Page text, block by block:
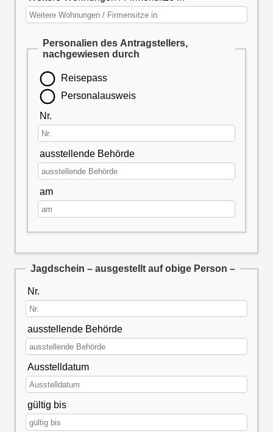
Personalien des Antragstellers,
nachgewiesen durch
Reisepass
Personalausweis
Nr.
ausstellende Behörde
am
Jagdschein – ausgestellt auf obige Person –
Nr.
ausstellende Behörde
Ausstelldatum
gültig bis